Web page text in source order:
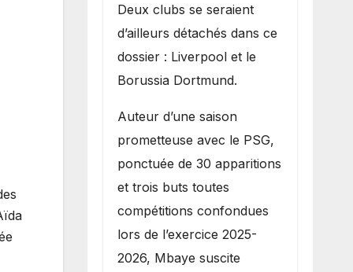
Deux clubs se seraient
d’ailleurs détachés dans ce
dossier : Liverpool et le
Borussia Dortmund.
Auteur d’une saison
prometteuse avec le PSG,
ponctuée de 30 apparitions
et trois buts toutes
compétitions confondues
lors de l’exercice 2025-
2026, Mbaye suscite